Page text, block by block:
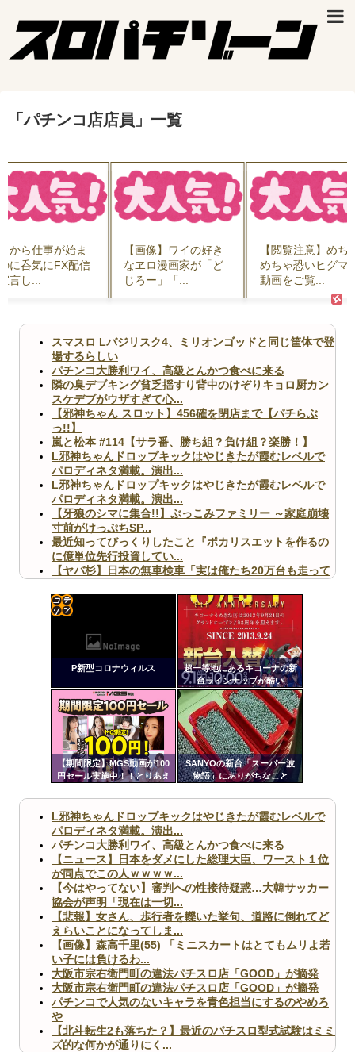
「パチンコ店店員 」 一覧
から仕事が始ま
に呑気にFX配信
言し...
【画像】ワイの好き
なヱロ漫画家が「ど
じろー」「...
【閲覧注意】めち
めちゃ恐いヒグマ
動画をご覧...
スマスロ Lバジリスク4、ミリオンゴッドと同じ筐体で登
場するらしい
パチンコ大勝利ワイ、高級とんかつ食べに来る
隣の臭デブキング貧乏揺すり背中のけぞりキョロ厨カン
スケデブがウザすぎて心...
【邪神ちゃん スロット】456確を閉店まで【パチらぶ
っ!!】
嵐と松本 #114【サラ番、勝ち組？負け組？楽勝！】
L邪神ちゃんドロップキックはやじきたが霞むレベルで
パロディネタ満載。演出...
L邪神ちゃんドロップキックはやじきたが霞むレベルで
パロディネタ満載。演出...
【牙狼のシマに集合!!】ぶっこみファミリー ～家庭崩壊
寸前がけっぷちSP...
最近知ってびっくりしたこと『ポカリスエットを作るの
に億単位先行投資してい...
【ヤバ杉】日本の無車検車「実は俺たち20万台も走って
【閲覧注意】俺が近くにいると機械が壊れるんだけどさ
【画像】ペプシコーラ社、「こういうのでいいんだよ」
Powered by livedoor 相互RSS
P新型コロナウィルス
超一等地にあるキコーナの新
台ラインナップが酷い
【期間限定】MGS動画が100
円セール実施中！！とりあえ
SANYOの新台「スーパー波
物語」にありがちなこと
ンク
自動
更新
ツー
L邪神ちゃんドロップキックはやじきたが霞むレベルで
パロディネタ満載。演出...
パチンコ大勝利ワイ、高級とんかつ食べに来る
【ニュース】日本をダメにした総理大臣、ワースト１位
が同点でこの人ｗｗｗｗ...
【今はやってない】審判への性接待疑惑…大韓サッカー
協会が声明「現在は一切...
【悲報】女さん、歩行者を轢いた挙句、道路に倒れてど
えらいことになってしま...
【画像】森高千里(55) 「ミニスカートはとてもムリよ若
い子には負けるわ...
大阪市宗右衛門町の違法パチスロ店「GOOD」が摘発
大阪市宗右衛門町の違法パチスロ店「GOOD」が摘発
パチンコで人気のないキャラを青色担当にするのやめろ
や
【北斗転生2も落ちた？】最近のパチスロ型式試験はミミ
ズ的な何かが通りにく...